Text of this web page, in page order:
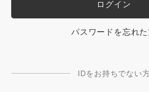
パスワードを忘れ
IDをお持ちでない